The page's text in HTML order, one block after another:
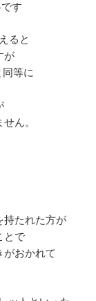
す
ると
が
等に
ん。
持たれた方が
とで
がおかれて